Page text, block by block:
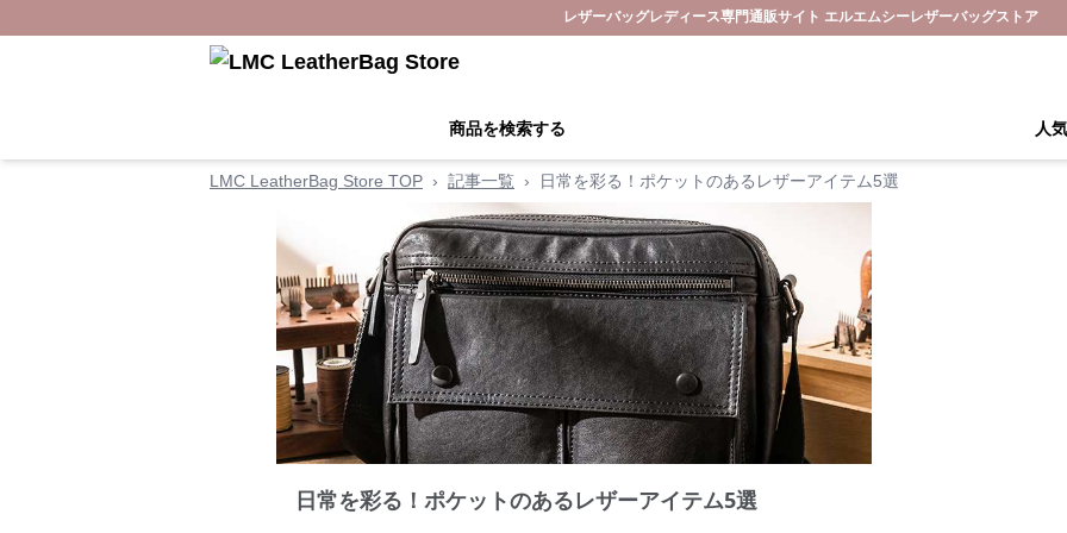
レザーバッグレディース専門通販サイト エルエムシーレザーバッグストア
商品を検索する 人
LMC LeatherBag Store TOP › 記事一覧 › 日常を彩る！ポケットのあるレザーアイテム5選
日常を彩る！ポケットのあるレザーアイテム5選